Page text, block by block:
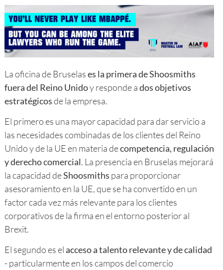
La oficina de Bruselases la primera de Shoosmiths
fuera del Reino Unidoy responde ados objetivos
estratégicosde la empresa.
El primero es una mayor capacidad para dar servicio a
las necesidades combinadas de los clientes del Reino
Unido y de la UE en materia decompetencia, regulación
y derecho comercial. La presencia en Bruselas mejorará
la capacidad deShoosmiths para proporcionar
asesoramiento en la UE, que se ha convertido en un
factor cada vez más relevante para los clientes
corporativos de la firma en el entorno posterior al
Brexit.
El segundo es elacceso a talento relevante y de calidad
- particularmente en los campos del comercio